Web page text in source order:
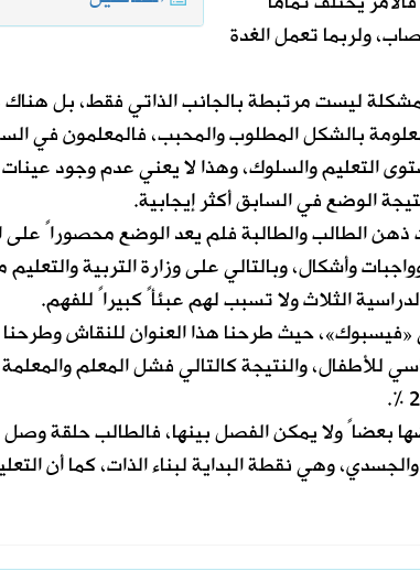
ولربما تعمل الغدة
ليست مرتبطة بالجانب الذاتي فقط، بل
بالشكل المطلوب والمحبب، فالمعلمون في
التعليم والسلوك، وهذا لا يعني عدم وجود
الوضع في السابق أكثر إيجابية.
الطالب والطالبة فلم يعد الوضع محصوراً على
وأشكال، وبالتالي على وزارة التربية والتعليم
الثلاث ولا تسبب لهم عبئأً كبيراً للفهم.
حيث طرحنا هذا العنوان للنقاش وطرحنا
بعضاً ولا يمكن الفصل بينها، فالطالب حلقة وصل
وهي نقطة البداية لبناء الذات، كما أن